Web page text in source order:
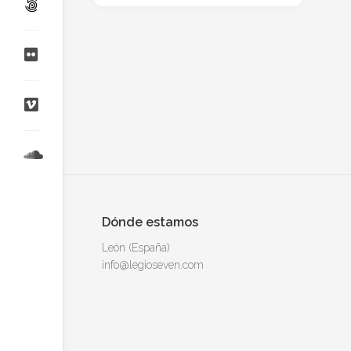
Dónde estamos
León (España)
info@legioseven.com